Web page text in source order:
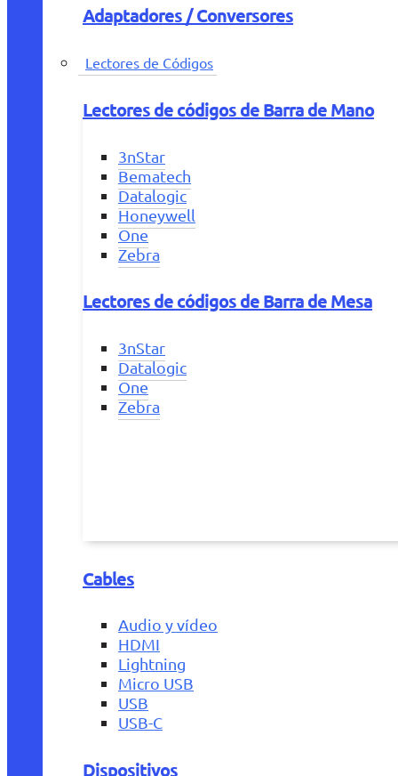
Adaptadores / Conversores
Lectores de Códigos
Lectores de códigos de Barra de Mano
3nStar
Bematech
Datalogic
Honeywell
One
Zebra
Lectores de códigos de Barra de Mesa
3nStar
Datalogic
One
Zebra
Cables
Audio y vídeo
HDMI
Lightning
Micro USB
USB
USB-C
Dispositivos